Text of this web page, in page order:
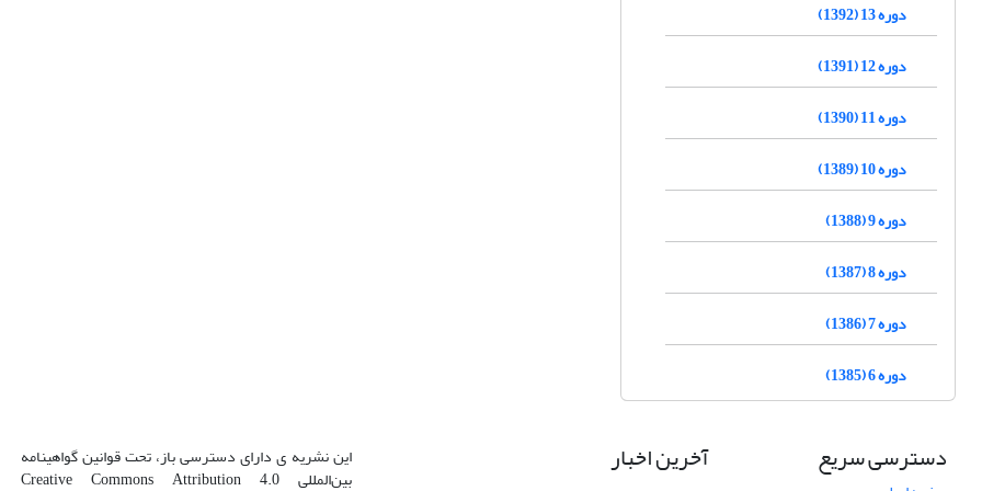
دوره 13 (1392)
دوره 12 (1391)
دوره 11 (1390)
دوره 10 (1389)
دوره 9 (1388)
دوره 8 (1387)
دوره 7 (1386)
دوره 6 (1385)
دسترسی سریع آخرین اخبار این نشریه ی دارای دسترسی باز، تحت قوانین گواهینامه
بین‌المللی Creative Commons Attribution 4.0